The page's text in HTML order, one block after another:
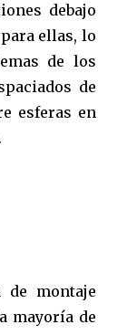
debajo
ellas, lo
de los
de
esferas en
de montaje
mayoría de